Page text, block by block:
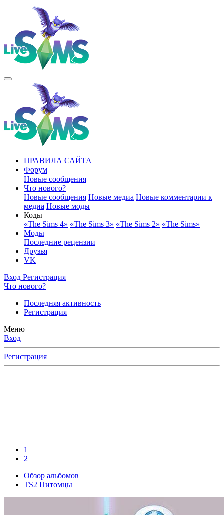
ПРАВИЛА САЙТА
Форум
Новые сообщения
Что нового?
Новые сообщения Новые медиа Новые комментарии к
медиа Новые моды
Коды
«The Sims 4» «The Sims 3» «The Sims 2» «The Sims»
Моды
Последние рецензии
Друзья
VK
Вход Регистрация
Что нового?
Последняя активность
Регистрация
Меню
Вход
Регистрация
1
2
Обзор альбомов
TS2 Питомцы